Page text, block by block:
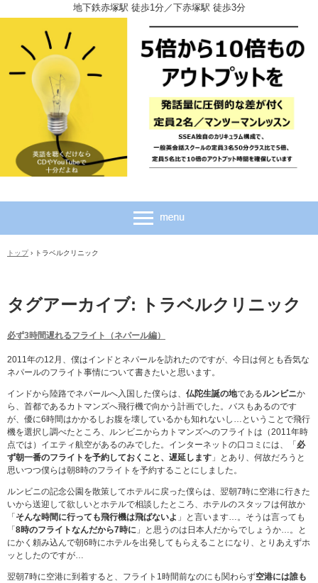
地下鉄赤塚駅 徒歩1分／下赤塚駅 徒歩3分
トップ › トラベルクリニック
タグアーカイブ: トラベルクリニック
必ず3時間遅れるフライト（ネパール編）
2011年の12月、僕はインドとネパールを訪れたのですが、今日は何とも呑気な
ネパールのフライト事情について書きたいと思います。
インドから陸路でネパールへ入国した僕らは、 仏陀生誕の地であるルンビニか
ら、首都であるカトマンズへ飛行機で向かう計画でした。バスもあるのです
が、優に6時間はかかるしお腹を壊しているかも知れないし…ということで飛行
機を選択し調べたところ、ルンビニからカトマンズへのフライトは（2011年時
点では）イエティ航空があるのみでした。インターネットの口コミには、「必
ず朝一番のフライトを予約しておくこと、遅延します 」とあり、何故だろうと
思いつつ僕らは朝8時のフライトを予約することにしました。
ルンビニの記念公園を散策してホテルに戻った僕らは、翌朝7時に空港に行きた
いから送迎して欲しいとホテルで相談したところ、ホテルのスタッフは何故か
「そんな時間に行っても飛行機は飛ばないよ 」と言います…。そうは言っても
「8時のフライトなんだから7時に 」と思うのは日本人だからでしょうか…。と
にかく頼み込んで朝6時にホテルを出発してもらえることになり、とりあえずホ
ッとしたのですが…
翌朝7時に空港に到着すると、フライト1時間前なのにも関わらず空港には誰も